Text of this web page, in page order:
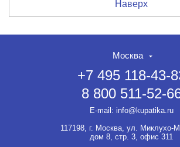
Наверх
Москва
+7 495 118-43-
8 800 511-52-
E-mail: info@kupatika.ru
117198, г. Москва, ул. Миклухо-
дом 8, стр. 3, офис 311